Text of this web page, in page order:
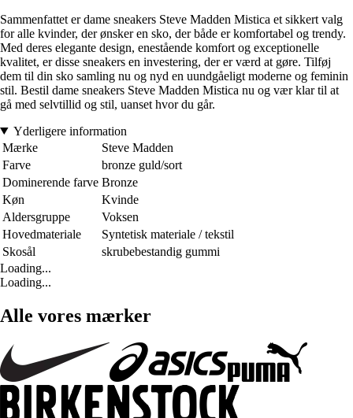
Sammenfattet er dame sneakers Steve Madden Mistica et sikkert valg
for alle kvinder, der ønsker en sko, der både er komfortabel og trendy.
Med deres elegante design, enestående komfort og exceptionelle
kvalitet, er disse sneakers en investering, der er værd at gøre. Tilføj
dem til din sko samling nu og nyd en uundgåeligt moderne og feminin
stil. Bestil dame sneakers Steve Madden Mistica nu og vær klar til at
gå med selvtillid og stil, uanset hvor du går.
Yderligere information
Mærke
Steve Madden
Farve
bronze guld/sort
Dominerende farve Bronze
Køn
Kvinde
Aldersgruppe
Voksen
Hovedmateriale
Syntetisk materiale / tekstil
Skosål
skrubebestandig gummi
Loading...
Loading...
Alle vores mærker